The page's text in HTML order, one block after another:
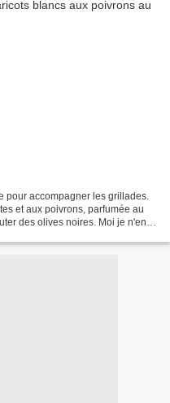
pour accompagner les grillades.
et aux poivrons, parfumée au
des olives noires. Moi je n'en ai